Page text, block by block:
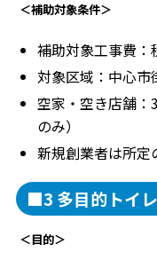
＜補助対象条件＞
補助対象工事費：
対象区域：中心市
空家・空き店舗：
のみ）
新規創業者は所定
■3 多目的トイ
＜目的＞